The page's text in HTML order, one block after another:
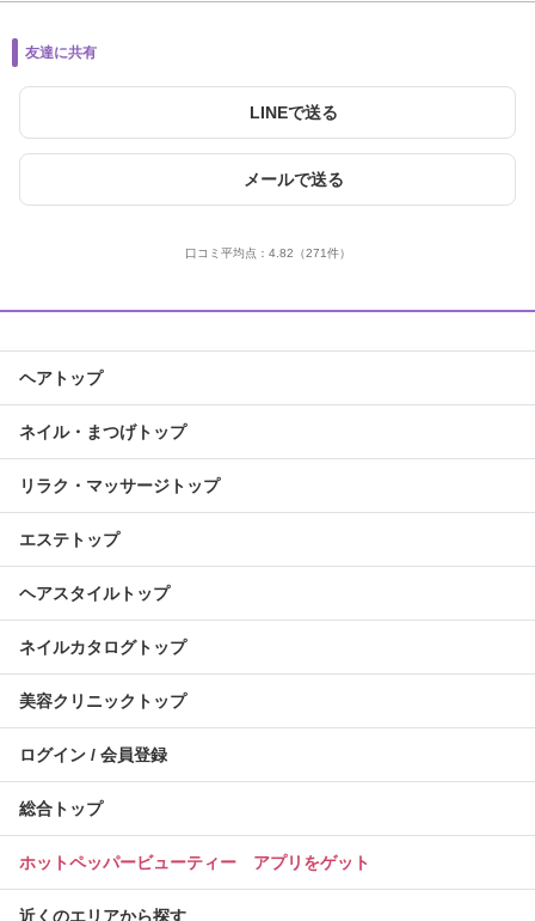
友達に共有
LINEで送る
メールで送る
口コミ平均点： 4.82 （271件）
ヘアトップ
ネイル・まつげトップ
リラク・マッサージトップ
エステトップ
ヘアスタイルトップ
ネイルカタログトップ
美容クリニックトップ
ログイン / 会員登録
総合トップ
ホットペッパービューティー アプリをゲット
近くのエリアから探す